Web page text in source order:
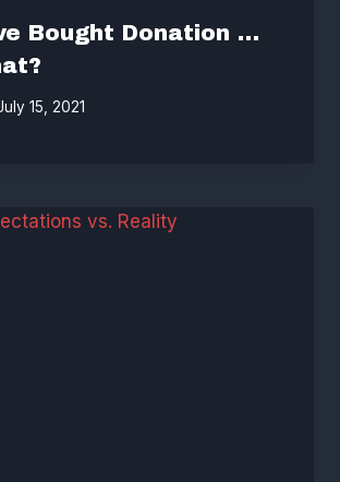
Bought Donation …
15, 2021